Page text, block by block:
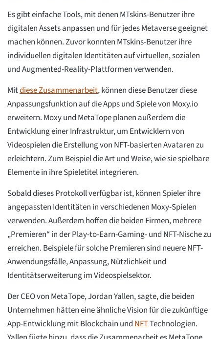
Es gibt einfache Tools, mit denen MTskins-Benutzer ihre
digitalen Assets anpassen und für jedes Metaverse geeignet
machen können. Zuvor konnten MTskins-Benutzer ihre
individuellen digitalen Identitäten auf virtuellen, sozialen
und Augmented-Reality-Plattformen verwenden.
Mitdiese Zusammenarbeit, können diese Benutzer diese
Anpassungsfunktion auf die Apps und Spiele von Moxy.io
erweitern. Moxy und MetaTope planen außerdem die
Entwicklung einer Infrastruktur, um Entwicklern von
Videospielen die Erstellung von NFT-basierten Avataren zu
erleichtern. Zum Beispiel die Art und Weise, wie sie spielbare
Elemente in ihre Spieletitel integrieren.
Sobald dieses Protokoll verfügbar ist, können Spieler ihre
angepassten Identitäten in verschiedenen Moxy-Spielen
verwenden. Außerdem hoffen die beiden Firmen, mehrere
„Premieren“ in der Play-to-Earn-Gaming- und NFT-Nische zu
erreichen. Beispiele für solche Premieren sind neuere NFT-
Anwendungsfälle, Anpassung, Nützlichkeit und
Identitätserweiterung im Videospielsektor.
Der CEO von MetaTope, Jordan Yallen, sagte, die beiden
Unternehmen hätten eine ähnliche Vision für die zukünftige
App-Entwicklung mit Blockchain und NFTTechnologien.